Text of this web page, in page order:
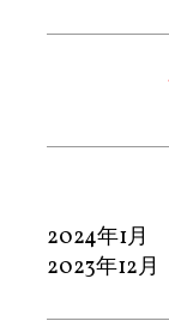
2024年1月
2023年12月